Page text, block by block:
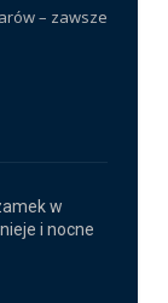
– zawsze
w
i nocne